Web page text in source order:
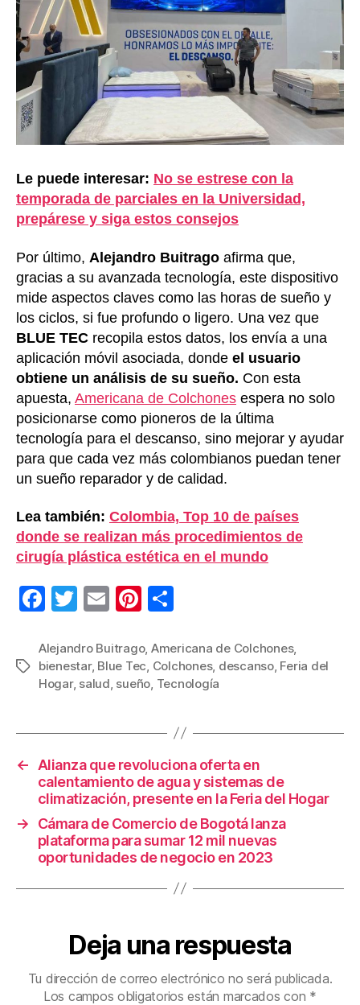
Le puede interesar: No se estrese con la
temporada de parciales en la Universidad,
prepárese y siga estos consejos
Por último, Alejandro Buitrago afirma que,
gracias a su avanzada tecnología, este dispositivo
mide aspectos claves como las horas de sueño y
los ciclos, si fue profundo o ligero. Una vez que
BLUE TEC recopila estos datos, los envía a una
aplicación móvil asociada, donde el usuario
obtiene un análisis de su sueño. Con esta
apuesta, Americana de Colchones espera no solo
posicionarse como pioneros de la última
tecnología para el descanso, sino mejorar y ayudar
para que cada vez más colombianos puedan tener
un sueño reparador y de calidad.
Lea también: Colombia, Top 10 de países
donde se realizan más procedimientos de
cirugía plástica estética en el mundo
F
c
e
o
o
k
T
tt
er
E
ail
Pi
er
e
m
p
tir
Etiquetas
Alejandro Buitrago, Americana de Colchones,
bienestar, Blue Tec Colchones, descanso, Feria del
Hogar, salud sueño Tecnología
←
Alianza que revoluciona oferta en
calentamiento de agua y sistemas de
climatización, presente en la Feria del Hogar
→
Cámara de Comercio de Bogotá lanza
plataforma para sumar 12 mil nuevas
oportunidades de negocio en 2023
Deja una respuesta
Tu dirección de correo electrónico no será publicada.
Los campos obligatorios están marcados con *